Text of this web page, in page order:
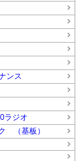
ンス
ラジオ
（基板）